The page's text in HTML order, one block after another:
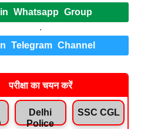
Whatsapp Group
.
Telegram Channel
परीक्षा का चयन करें
Delhi
Police
SSC CGL